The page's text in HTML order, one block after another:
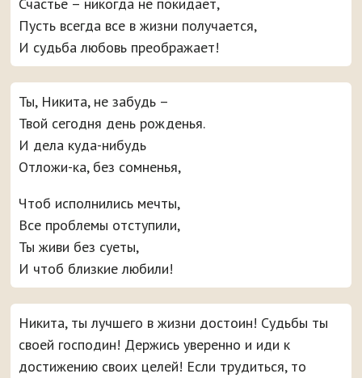
Пусть всегда все в жизни получается,
И судьба любовь преображает!
Ты, Никита, не забудь –
Твой сегодня день рожденья.
И дела куда-нибудь
Отложи-ка, без сомненья,
Чтоб исполнились мечты,
Все проблемы отступили,
Ты живи без суеты,
И чтоб близкие любили!
Никита, ты лучшего в жизни достоин! Судьбы ты
своей господин! Держись уверенно и иди к
достижению своих целей! Если трудиться, то